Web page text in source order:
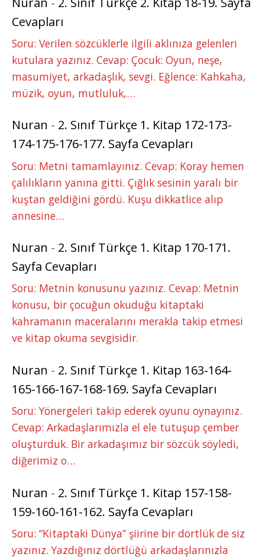
Cevapları
Soru: Verilen sözcüklerle ilgili aklınıza gelenleri
kutulara yazınız. Cevap: Çocuk: Oyun, neşe,
masumiyet, arkadaşlık, sevgi. Eğlence: Kahkaha,
müzik, oyun, mutluluk,…
Nuran - 2. Sınıf Türkçe 1. Kitap 172-173-
174-175-176-177. Sayfa Cevapları
Soru: Metni tamamlayınız. Cevap: Koray hemen
çalılıkların yanına gitti. Çığlık sesinin yaralı bir
kuştan geldiğini gördü. Kuşu dikkatlice alıp
annesine…
Nuran - 2. Sınıf Türkçe 1. Kitap 170-171.
Sayfa Cevapları
Soru: Metnin konusunu yazınız. Cevap: Metnin
konusu, bir çocuğun okuduğu kitaptaki
kahramanın maceralarını merakla takip etmesi
ve kitap okuma sevgisidir.
Nuran - 2. Sınıf Türkçe 1. Kitap 163-164-
165-166-167-168-169. Sayfa Cevapları
Soru: Yönergeleri takip ederek oyunu oynayınız.
Cevap: Arkadaşlarımızla el ele tutuşup çember
oluşturduk. Bir arkadaşımız bir sözcük söyledi,
diğerimiz o…
Nuran - 2. Sınıf Türkçe 1. Kitap 157-158-
159-160-161-162. Sayfa Cevapları
Soru: “Kitaptaki Dünya” şiirine bir dörtlük de siz
yazınız. Yazdığınız dörtlüğü arkadaşlarınızla